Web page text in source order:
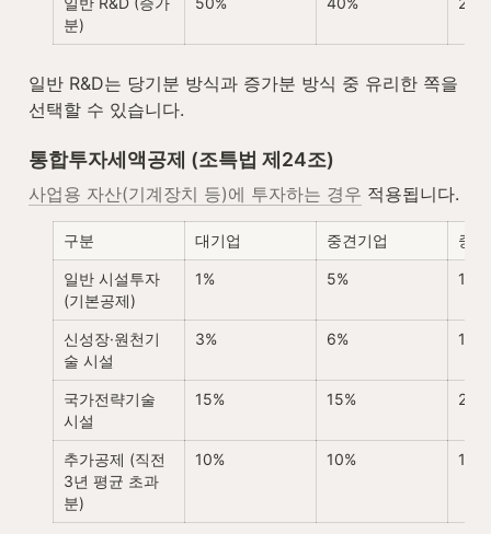
분)
일반 R&D는 당기분 방식과 증가분 방식 중 유리한 쪽을
선택할 수 있습니다.
통합투자세액공제 (조특법 제24조)
사업용 자산(기계장치 등)에 투자하는 경우 적용됩니다.
구분 대기업 중견기업 중
일반 시설투자
(기본공제)
1% 5% 10%
신성장·원천기
술 시설
3% 6% 12%
국가전략기술
시설
15% 15% 25%
추가공제 (직전
3년 평균 초과
분)
10% 10% 10%